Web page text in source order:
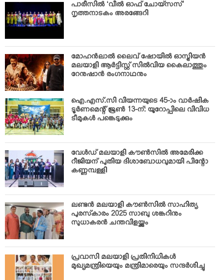
പാരീസില്‍ ‘വീല്‍ ഓഫ് ചോയ്‌സസ്’
നൃത്തനാടകം അരങ്ങേറി
മോഹന്‍ലാല്‍ ലൈവ് ഷോയില്‍ ഓസ്ട്രിയന്‍
മലയാളി ആര്‍ട്ടിസ്റ്റ് സില്‍വിയ കൈലാത്തും
റേനുഷാന്‍ രംഗനാഥനും
ഐ.എസ്.സി വിയന്നയുടെ 45-ാം വാര്‍ഷിക
ടൂര്‍ണമെന്റ് ജൂണ്‍ 13-ന്: യൂറോപ്പിലെ വിവിധ
ടീമുകള്‍ പങ്കെടുക്കും
വേള്‍ഡ് മലയാളി കൗണ്‍സില്‍ അമേരിക്ക
റീജിയന് പുതിയ ദിശാബോധവുമായി പിന്റോ
കണ്ണമ്പള്ളി
ലണ്ടന്‍ മലയാളി കൗണ്‍സില്‍ സാഹിത്യ
പുരസ്‌കാരം 2025 സാബു ശങ്കറിനും
സുധാകരന്‍ ചന്തവിളയ്ക്കും
പ്രവാസി മലയാളി പ്രതിനിധികള്‍
മുഖ്യമന്ത്രിയെയും മന്ത്രിമാരെയും സന്ദര്‍ശിച്ചു